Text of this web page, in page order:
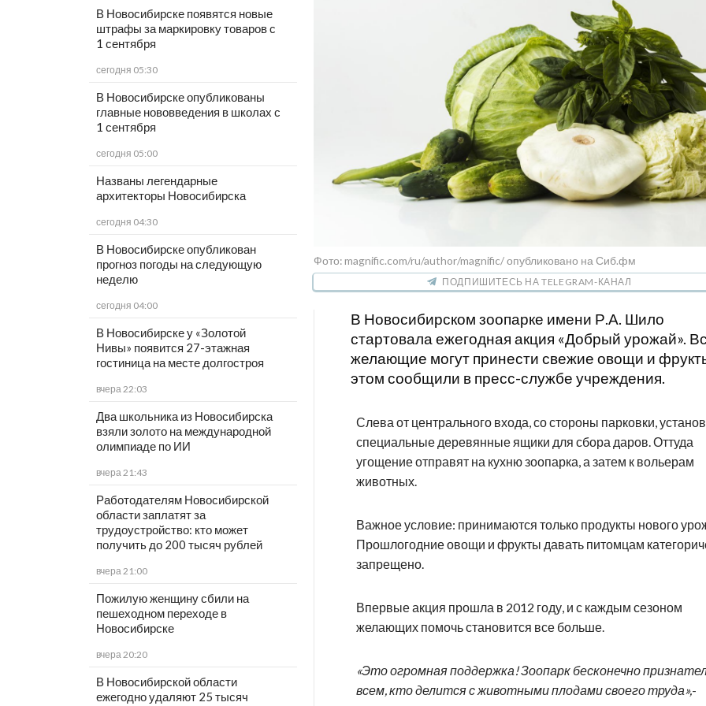
В Новосибирске появятся новые
штрафы за маркировку товаров с
1 сентября
сегодня 05:30
В Новосибирске опубликованы
главные нововведения в школах с
1 сентября
сегодня 05:00
Названы легендарные
архитекторы Новосибирска
сегодня 04:30
В Новосибирске опубликован
прогноз погоды на следующую
неделю
сегодня 04:00
В Новосибирске у «Золотой
Нивы» появится 27-этажная
гостиница на месте долгостроя
вчера 22:03
Два школьника из Новосибирска
взяли золото на международной
олимпиаде по ИИ
вчера 21:43
Работодателям Новосибирской
области заплатят за
трудоустройство: кто может
получить до 200 тысяч рублей
вчера 21:00
Пожилую женщину сбили на
пешеходном переходе в
Новосибирске
вчера 20:20
В Новосибирской области
ежегодно удаляют 25 тысяч
Фото: magnific.com/ru/author/magnific/ опубликовано на Сиб.фм
ПОДПИШИТЕСЬ НА TELEGRAM-КАНАЛ
В Новосибирском зоопарке имени Р.А. Шило
стартовала ежегодная акция «Добрый урожай».
желающие могут принести свежие овощи и
этом сообщили в пресс-службе учреждения.
Слева от центрального входа, со стороны парковки,
специальные деревянные ящики для сбора даров. Оттуда
угощение отправят на кухню зоопарка, а затем к вольерам
животных.
Важное условие: принимаются только продукты нового
Прошлогодние овощи и фрукты давать питомцам
запрещено.
Впервые акция прошла в 2012 году, и с каждым сезоном
желающих помочь становится все больше.
«Это огромная поддержка! Зоопарк бесконечно
всем, кто делится с животными плодами своего труда»,-